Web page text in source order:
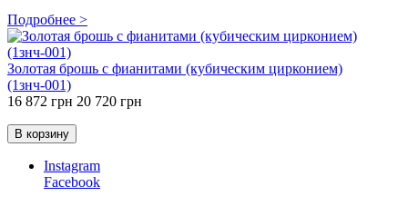
Подробнее >
Золотая брошь с фианитами (кубическим цирконием)
(1знч-001)
16 872 грн 20 720 грн
В корзину
Instagram
Facebook